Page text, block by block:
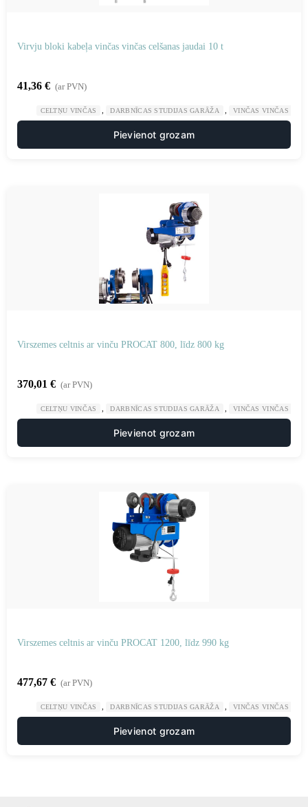
Virvju bloki kabeļa vinčas vinčas celšanas jaudai 10 t
41,36 € (ar PVN)
CELTŅU VINČAS DARBNĪCAS STUDIJAS GARĀŽA VINČAS VINČAS
Pievienot grozam
Virszemes celtnis ar vinču PROCAT 800, līdz 800 kg
370,01 € (ar PVN)
CELTŅU VINČAS DARBNĪCAS STUDIJAS GARĀŽA VINČAS VINČAS
Pievienot grozam
Virszemes celtnis ar vinču PROCAT 1200, līdz 990 kg
477,67 € (ar PVN)
CELTŅU VINČAS DARBNĪCAS STUDIJAS GARĀŽA VINČAS VINČAS
Pievienot grozam